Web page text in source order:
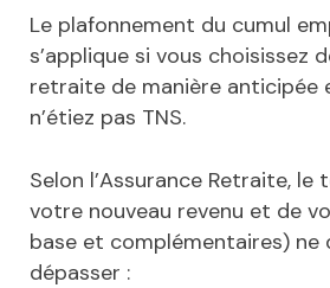
Le plafonnement du cumul
s’applique si vous choisissez
retraite de manière anticipée
n’étiez pas TNS.
Selon l’Assurance Retraite,
votre nouveau revenu et de
base et complémentaires) ne
dépasser :